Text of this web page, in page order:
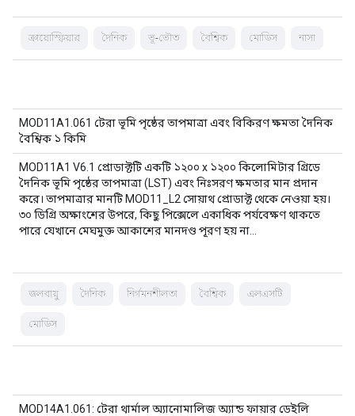
ক্রায়োস্ফিয়ার দৈনিক ভূ-ভৌত বৈশ্বিক মোডিস নাসা
MOD11A1.061 টেরা ভূমি পৃষ্ঠের তাপমাত্রা এবং বিকিরণ ক্ষমতা দৈনিক
বৈশ্বিক ১ কিমি
MOD11A1 V6.1 প্রোডাক্টটি একটি ১২০০ x ১২০০ কিলোমিটার গ্রিডে
দৈনিক ভূমি পৃষ্ঠের তাপমাত্রা (LST) এবং নিঃসরণ ক্ষমতার মান প্রদান
করে। তাপমাত্রার মানটি MOD11_L2 সোয়াথ প্রোডাক্ট থেকে নেওয়া হয়।
৩০ ডিগ্রি অক্ষাংশের উপরে, কিছু পিক্সেলে একাধিক পর্যবেক্ষণ থাকতে
পারে যেখানে মেঘমুক্ত আকাশের মানদণ্ড পূরণ হয় না…
জলবায়ু দৈনিক নির্গমনশীলতা বৈশ্বিক এলএসটি
মোডিস
MOD14A1.061: টেরা থার্মাল অ্যানোমালিজ অ্যান্ড ফায়ার ডেইলি